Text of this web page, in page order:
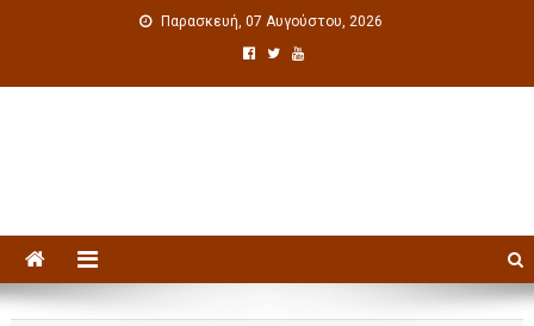
Παρασκευή, 07 Αυγούστου, 2026